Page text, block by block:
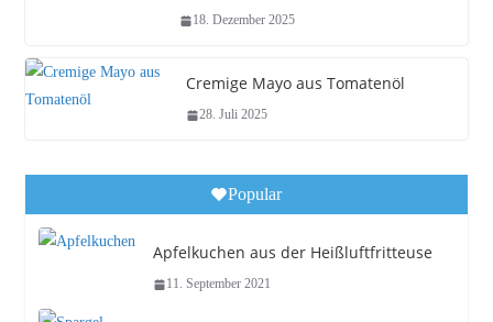
18. Dezember 2025
Cremige Mayo aus Tomatenöl
28. Juli 2025
Popular
Apfelkuchen aus der Heißluftfritteuse
11. September 2021